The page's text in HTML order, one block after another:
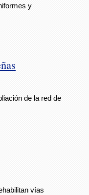
y
de la red de
vías